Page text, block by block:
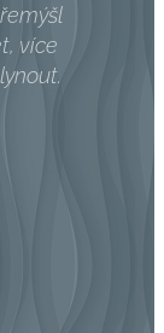
více